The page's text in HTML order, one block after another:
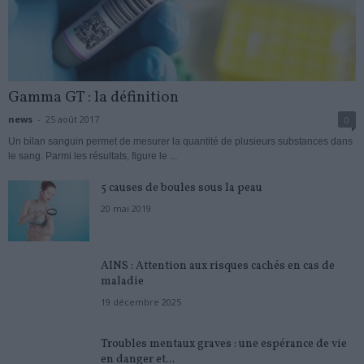
Gamma GT : la définition
news - 25 août 2017 0
Un bilan sanguin permet de mesurer la quantité de plusieurs substances dans
le sang. Parmi les résultats, figure le ...
5 causes de boules sous la peau
20 mai 2019
AINS : Attention aux risques cachés en cas de
maladie
19 décembre 2025
Troubles mentaux graves : une espérance de vie
en danger et...